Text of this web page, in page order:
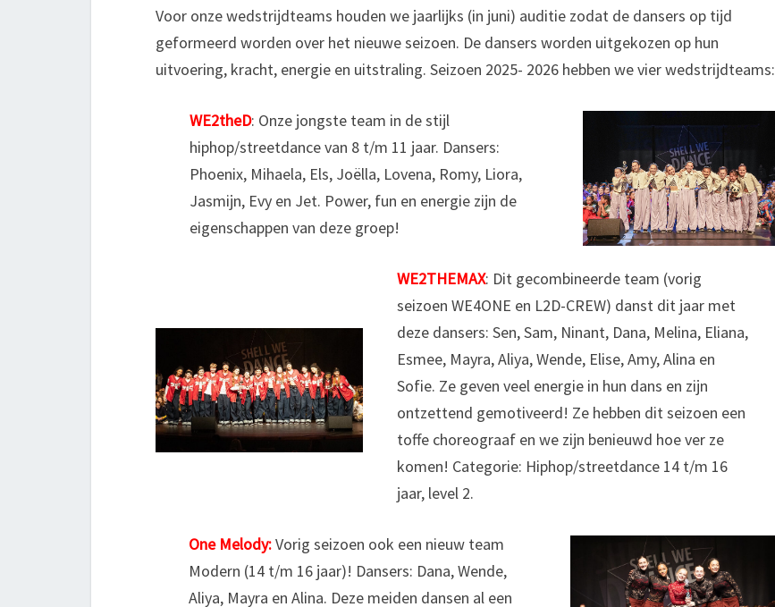
Voor onze wedstrijdteams houden we jaarlijks (in juni) auditie zodat de dansers op tijd
geformeerd worden over het nieuwe seizoen. De dansers worden uitgekozen op hun
uitvoering, kracht, energie en uitstraling. Seizoen 2025- 2026 hebben we vier wedstrijdteams:
WE2theD: Onze jongste team in de stijl
hiphop/streetdance van 8 t/m 11 jaar. Dansers:
Phoenix, Mihaela, Els, Joëlla, Lovena, Romy, Liora,
Jasmijn, Evy en Jet. Power, fun en energie zijn de
eigenschappen van deze groep!
WE2THEMAX: Dit gecombineerde team (vorig
seizoen WE4ONE en L2D-CREW) danst dit jaar met
deze dansers: Sen, Sam, Ninant, Dana, Melina, Eliana,
Esmee, Mayra, Aliya, Wende, Elise, Amy, Alina en
Sofie. Ze geven veel energie in hun dans en zijn
ontzettend gemotiveerd! Ze hebben dit seizoen een
toffe choreograaf en we zijn benieuwd hoe ver ze
komen! Categorie: Hiphop/streetdance 14 t/m 16
jaar, level 2.
One Melody:Vorig seizoen ook een nieuw team
Modern (14 t/m 16 jaar)! Dansers: Dana, Wende,
Aliya, Mayra en Alina. Deze meiden dansen al een